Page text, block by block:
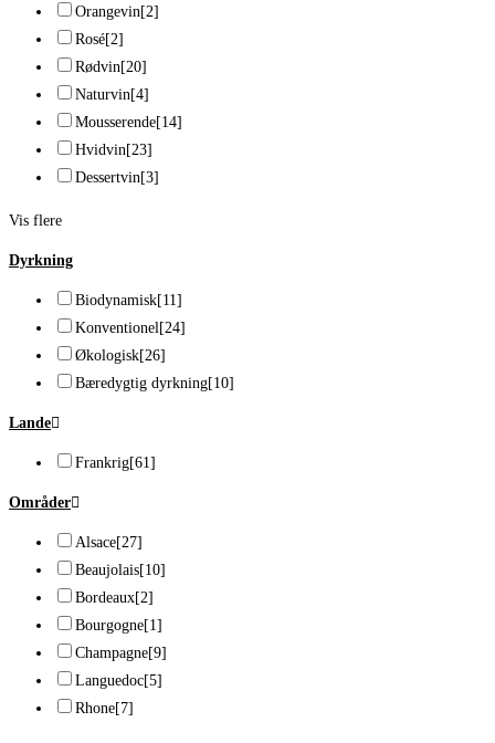
Orangevin [2]
Rosé[2]
Rødvin [20]
Naturvin [4]
Mousserende[14]
Hvidvin [23]
Dessertvin [3]
Vis flere
Dyrkning
Biodynamisk[11]
Konventionel [24]
Økologisk[26]
Bæredygtig dyrkning[10]
Lande
Frankrig[61]
Områder
Alsace[27]
Beaujolais[10]
Bordeaux[2]
Bourgogne[1]
Champagne[9]
Languedoc[5]
Rhone[7]